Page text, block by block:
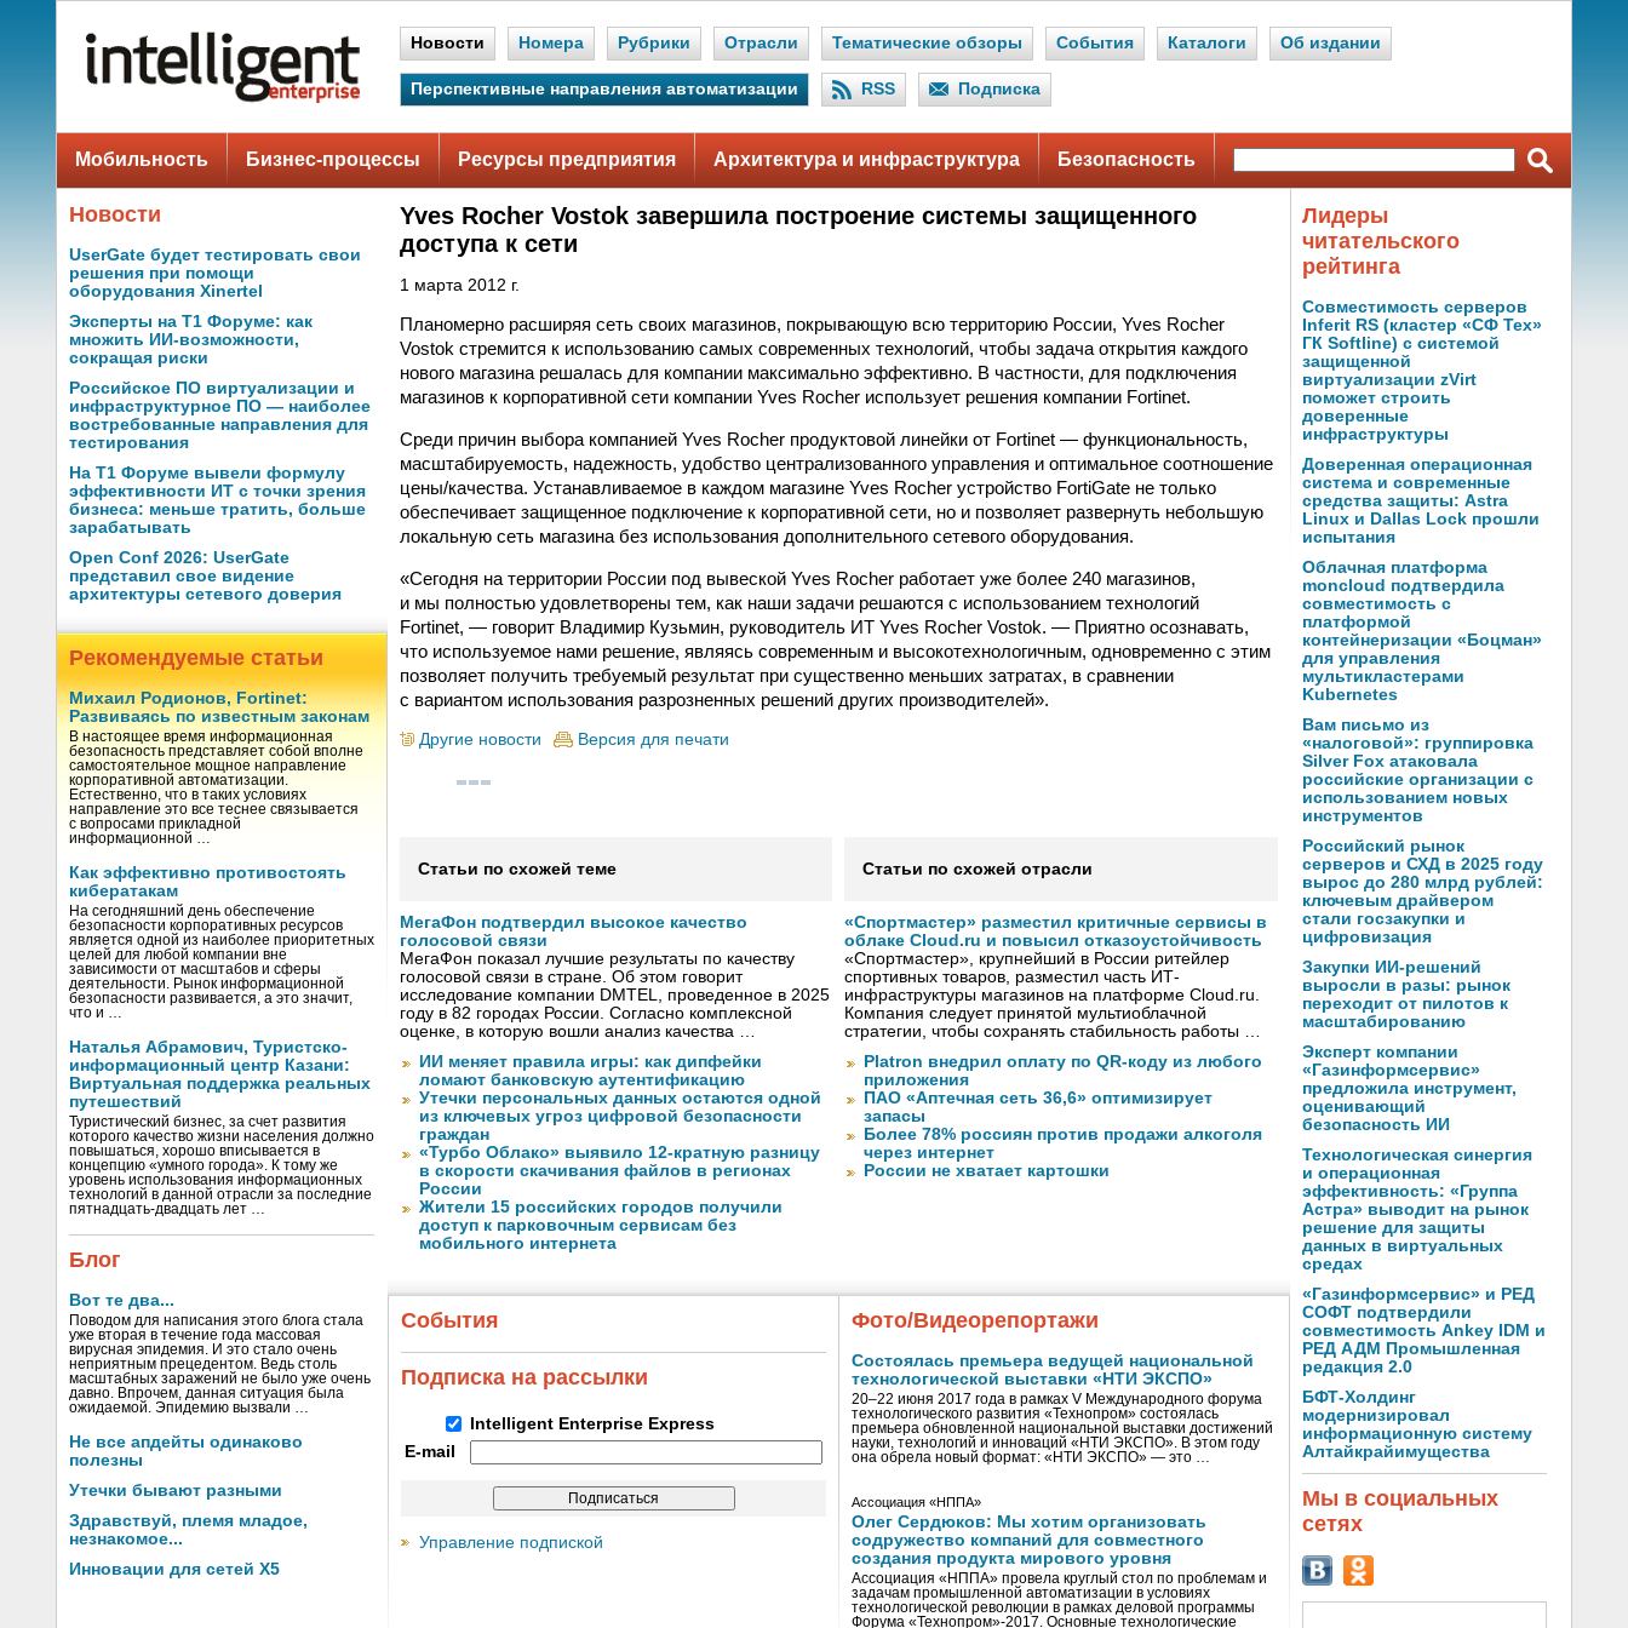
Новости Номера Рубрики Отрасли Тематические обзоры События Каталоги Об издании
Перспективные направления автоматизации RSS Подписка
Мобильность Бизнес-процессы Ресурсы предприятия Архитектура и инфраструктура Безопасность
Новости
UserGate будет тестировать свои
решения при помощи
оборудования Xinertel
Эксперты на Т1 Форуме: как
множить ИИ-возможности,
сокращая риски
Российское ПО виртуализации и
инфраструктурное ПО — наиболее
востребованные направления для
тестирования
На Т1 Форуме вывели формулу
эффективности ИТ с точки зрения
бизнеса: меньше тратить, больше
зарабатывать
Open Conf 2026: UserGate
представил свое видение
архитектуры сетевого доверия
Рекомендуемые статьи
Михаил Родионов, Fortinet:
Развиваясь по известным законам
В настоящее время информационная
безопасность представляет собой вполне
самостоятельное мощное направление
корпоративной автоматизации.
Естественно, что в таких условиях
направление это все теснее связывается
с вопросами прикладной
информационной …
Как эффективно противостоять
кибератакам
На сегодняшний день обеспечение
безопасности корпоративных ресурсов
является одной из наиболее приоритетных
целей для любой компании вне
зависимости от масштабов и сферы
деятельности. Рынок информационной
безопасности развивается, а это значит,
что и …
Наталья Абрамович, Туристско-
информационный центр Казани:
Виртуальная поддержка реальных
путешествий
Туристический бизнес, за счет развития
которого качество жизни населения должно
повышаться, хорошо вписывается в
концепцию «умного города». К тому же
уровень использования информационных
технологий в данной отрасли за последние
пятнадцать-двадцать лет …
Блог
Вот те два...
Поводом для написания этого блога стала
уже вторая в течение года массовая
вирусная эпидемия. И это стало очень
неприятным прецедентом. Ведь столь
масштабных заражений не было уже очень
давно. Впрочем, данная ситуация была
ожидаемой. Эпидемию вызвали …
Не все апдейты одинаково
полезны
Утечки бывают разными
Здравствуй, племя младое,
незнакомое...
Инновации для сетей X5
Yves Rocher Vostok завершила построение системы защищенного
доступа к сети
1 марта 2012 г.
Планомерно расширяя сеть своих магазинов, покрывающую всю территорию России, Yves Rocher
Vostok стремится к использованию самых современных технологий, чтобы задача открытия каждого
нового магазина решалась для компании максимально эффективно. В частности, для подключения
магазинов к корпоративной сети компании Yves Rocher использует решения компании Fortinet.
Среди причин выбора компанией Yves Rocher продуктовой линейки от Fortinet — функциональность,
масштабируемость, надежность, удобство централизованного управления и оптимальное соотношение
цены/качества. Устанавливаемое в каждом магазине Yves Rocher устройство FortiGate не только
обеспечивает защищенное подключение к корпоративной сети, но и позволяет развернуть небольшую
локальную сеть магазина без использования дополнительного сетевого оборудования.
«Сегодня на территории России под вывеской Yves Rocher работает уже более 240 магазинов,
и мы полностью удовлетворены тем, как наши задачи решаются с использованием технологий
Fortinet, — говорит Владимир Кузьмин, руководитель ИТ Yves Rocher Vostok. — Приятно осознавать,
что используемое нами решение, являясь современным и высокотехнологичным, одновременно с этим
позволяет получить требуемый результат при существенно меньших затратах, в сравнении
с вариантом использования разрозненных решений других производителей».
Другие новости Версия для печати
Статьи по схожей теме
МегаФон подтвердил высокое качество
голосовой связи
МегаФон показал лучшие результаты по качеству
голосовой связи в стране. Об этом говорит
исследование компании DMTEL, проведенное в 2025
году в 82 городах России. Согласно комплексной
оценке, в которую вошли анализ качества …
ИИ меняет правила игры: как дипфейки
ломают банковскую аутентификацию
Утечки персональных данных остаются одной
из ключевых угроз цифровой безопасности
граждан
«Турбо Облако» выявило 12-кратную разницу
в скорости скачивания файлов в регионах
России
Жители 15 российских городов получили
доступ к парковочным сервисам без
мобильного интернета
Статьи по схожей отрасли
«Спортмастер» разместил критичные сервисы в
облаке Cloud.ru и повысил отказоустойчивость
«Спортмастер», крупнейший в России ритейлер
спортивных товаров, разместил часть ИТ-
инфраструктуры магазинов на платформе Cloud.ru.
Компания следует принятой мультиоблачной
стратегии, чтобы сохранять стабильность работы …
Platron внедрил оплату по QR-коду из любого
приложения
ПАО «Аптечная сеть 36,6» оптимизирует
запасы
Более 78% россиян против продажи алкоголя
через интернет
России не хватает картошки
События
Подписка на рассылки
Intelligent Enterprise Express
E-mail
Управление подпиской
Фото/Видеорепортажи
Состоялась премьера ведущей национальной
технологической выставки «НТИ ЭКСПО»
20–22 июня 2017 года в рамках V Международного форума
технологического развития «Технопром» состоялась
премьера обновленной национальной выставки достижений
науки, технологий и инноваций «НТИ ЭКСПО». В этом году
она обрела новый формат: «НТИ ЭКСПО» — это …
Ассоциация «НППА»
Олег Сердюков: Мы хотим организовать
содружество компаний для совместного
создания продукта мирового уровня
Ассоциация «НППА» провела круглый стол по проблемам и
задачам промышленной автоматизации в условиях
технологической революции в рамках деловой программы
Форума «Технопром»-2017. Основные технологические
Лидеры
читательского
рейтинга
Совместимость серверов
Inferit RS (кластер «СФ Тех»
ГК Softline) с системой
защищенной
виртуализации zVirt
поможет строить
доверенные
инфраструктуры
Доверенная операционная
система и современные
средства защиты: Astra
Linux и Dallas Lock прошли
испытания
Облачная платформа
moncloud подтвердила
совместимость с
платформой
контейнеризации «Боцман»
для управления
мультикластерами
Kubernetes
Вам письмо из
«налоговой»: группировка
Silver Fox атаковала
российские организации с
использованием новых
инструментов
Российский рынок
серверов и СХД в 2025 году
вырос до 280 млрд рублей:
ключевым драйвером
стали госзакупки и
цифровизация
Закупки ИИ-решений
выросли в разы: рынок
переходит от пилотов к
масштабированию
Эксперт компании
«Газинформсервис»
предложила инструмент,
оценивающий
безопасность ИИ
Технологическая синергия
и операционная
эффективность: «Группа
Астра» выводит на рынок
решение для защиты
данных в виртуальных
средах
«Газинформсервис» и РЕД
СОФТ подтвердили
совместимость Ankey IDM и
РЕД АДМ Промышленная
редакция 2.0
БФТ-Холдинг
модернизировал
информационную систему
Алтайкрайимущества
Мы в социальных
сетях